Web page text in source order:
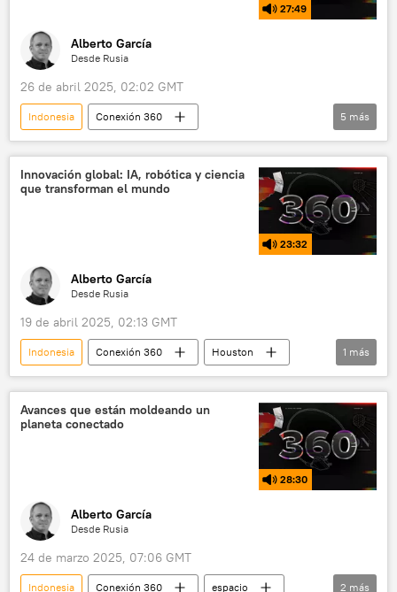
27:49
Alberto García
Desde Rusia
26 de abril 2025, 02:02 GMT
Indonesia
Conexión 360
🚀 Conquista espacial
Venezuela
China Egipto
5 más
Innovación global: IA, robótica y ciencia
que transforman el mundo
23:32
Alberto García
Desde Rusia
19 de abril 2025, 02:13 GMT
Indonesia Conexión 360
Houston
Tailandia
1 más
Avances que están moldeando un
planeta conectado
28:30
Alberto García
Desde Rusia
24 de marzo 2025, 07:06 GMT
Indonesia Conexión 360 espacio 2 más